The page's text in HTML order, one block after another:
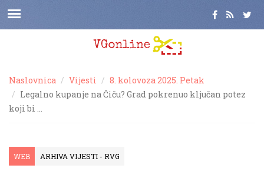
Naslovnica Vijesti
8. kolovoza 2025. Petak
Legalno kupanje na Čiču? Grad pokrenuo ključan potez
koji bi …
WEB ARHIVA VIJESTI - RVG